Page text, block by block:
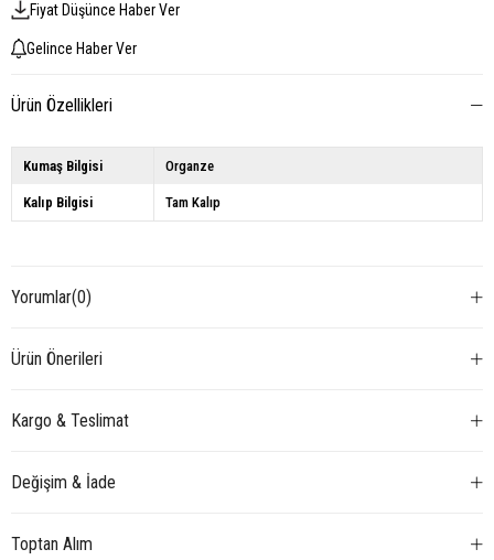
Fiyat Düşünce Haber Ver
Gelince Haber Ver
Ürün Özellikleri
Kumaş Bilgisi Organze
Kalıp Bilgisi Tam Kalıp
Yorumlar(0)
Ürün Önerileri
Kargo & Teslimat
Değişim & İade
Toptan Alım